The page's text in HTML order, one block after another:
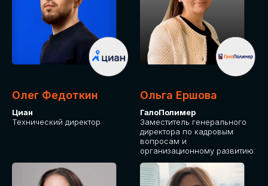
Олег Федоткин
Циан
Технический директор
Ольга Ершова
ГалоПолимер
Заместитель генерального
директора по кадровым
вопросам и
организационному развитию